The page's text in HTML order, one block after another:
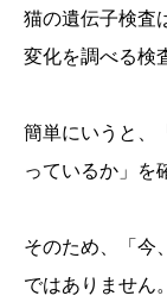
猫の遺伝子検査
変化を調べる検
簡単にいうと、
っているか」を
そのため、「今
ではありません